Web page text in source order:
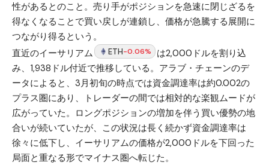
性があるとのこと。売り手がポジションを急速に閉じざるを
得なくなることで買い戻しが連鎖し、価格が急騰する展開に
つながり得るという。
直近のイーサリアム
ETH-0.06%
は2,000ドルを割り込
み、1,938ドル付近で推移している。アラブ・チェーンのデ
ータによると、3月初旬の時点では資金調達率は約0.002の
プラス圏にあり、トレーダーの間では相対的な楽観ムードが
広がっていた。ロングポジションの増加を伴う買い優勢の地
合いが続いていたが、この状況は長く続かず資金調達率は
徐々に低下し、イーサリアムの価格が2,000ドルを下回った
局面と重なる形でマイナス圏へ転じた。